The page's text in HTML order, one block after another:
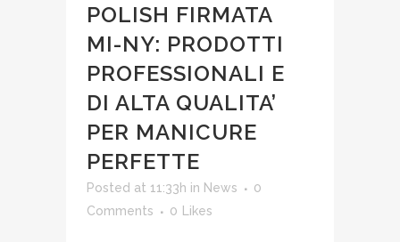
POLISH FIRMATA
MI-NY: PRODOTTI
PROFESSIONALI E
DI ALTA QUALITA’
PER MANICURE
PERFETTE
Posted at 11:33h in News
0
Comments
0 Likes